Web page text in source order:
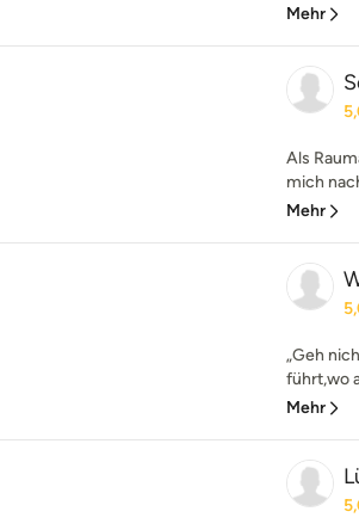
Mehr
Als
mich
Mehr
„Geh
führt,wo
Mehr